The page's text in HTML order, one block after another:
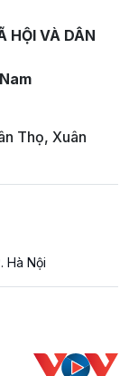
HỘI VÀ DÂN
Thọ, Xuân
Hà Nội